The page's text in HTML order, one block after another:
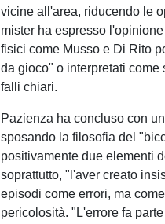
vicine all'area, riducendo le
mister ha espresso
fisici come Musso e Di Rito
da gioco" o interpretati
falli chiari.
Pazienza ha concluso con
sposando la filosofia del
positivamente due elementi
soprattutto, "l'aver creato
episodi come errori, ma
pericolosità. "L'errore fa